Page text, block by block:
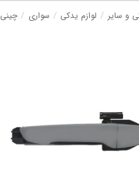
و سایر لوازم یدکی سواری چینی